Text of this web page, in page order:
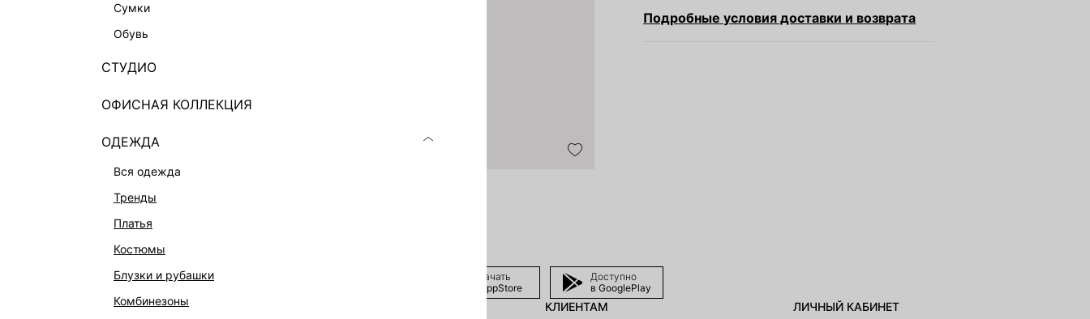
сумки
обувь
СТУДИО
ОФИСНАЯ КОЛЛЕКЦИЯ
ОДЕЖДА
вся одежда
тренды
платья
костюмы
блузки и рубашки
комбинезоны
Подробные условия доставки и возврата
Скачать
в AppStore
Доступно
в GooglePlay
КЛИЕНТАМ ЛИЧНЫЙ КАБИНЕТ